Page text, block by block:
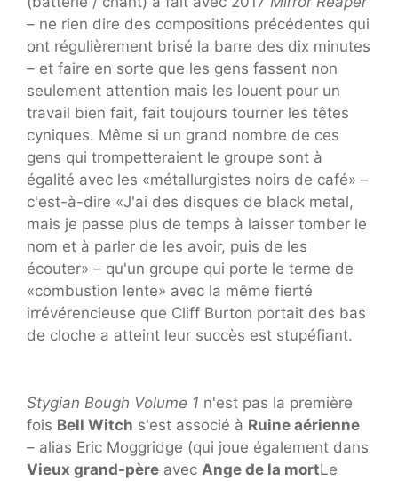
– ne rien dire des compositions précédentes qui
ont régulièrement brisé la barre des dix minutes
– et faire en sorte que les gens fassent non
seulement attention mais les louent pour un
travail bien fait, fait toujours tourner les têtes
cyniques. Même si un grand nombre de ces
gens qui trompetteraient le groupe sont à
égalité avec les «métallurgistes noirs de café» –
c'est-à-dire «J'ai des disques de black metal,
mais je passe plus de temps à laisser tomber le
nom et à parler de les avoir, puis de les
écouter» – qu'un groupe qui porte le terme de
«combustion lente» avec la même fierté
irrévérencieuse que Cliff Burton portait des bas
de cloche a atteint leur succès est stupéfiant.
Stygian Bough Volume 1 n'est pas la première
fois Bell Witch s'est associé à Ruine aérienne
– alias Eric Moggridge (qui joue également dans
Vieux grand-père avec Ange de la mortLe